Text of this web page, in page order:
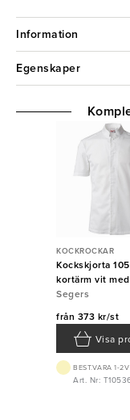
Information
Egenskaper
KOCKROCKAR
Kockskjorta
kortärm vit med
tryckknappar
Segers
från 373 kr/st
Visa
BEST.VARA 1-2V
Art. Nr: